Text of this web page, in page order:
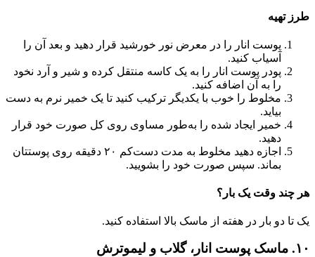
طرز تهیه
پوست انار را در معرض نور خورشید قرار دهید و بعد آن را
آسیاب کنید.
پودر پوست انار را به یک کاسه منتقل کرده و شیر و آرد نخود
را به آن اضافه کنید.
مخلوط را خوب با یکدیگر ترکیب کنید تا یک خمیر نرم به دست
بیاید.
خمیر ایجاد شده را به‌طور مساوی روی کل صورت خود قرار
دهید.
اجازه دهید مخلوط به مدت دست‌کم ۲۰ دقیقه روی پوستتان
بماند‌. سپس صورت خود را بشویید.
هر چند وقت یک بار؟
یک تا دو بار در هفته از ماسک بالا استفاده کنید.
۱۰. ماسک پوست انار، گلاب و لیموترش